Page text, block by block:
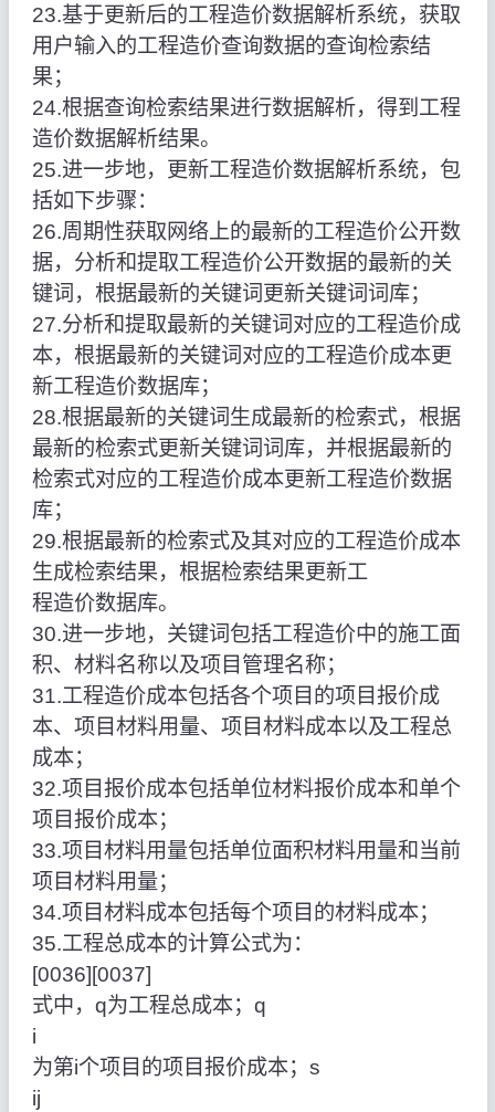
23.基于更新后的工程造价数据解析系统，获取
用户输入的工程造价查询数据的查询检索结
果；
24.根据查询检索结果进行数据解析，得到工程
造价数据解析结果。
25.进一步地，更新工程造价数据解析系统，包
括如下步骤：
26.周期性获取网络上的最新的工程造价公开数
据，分析和提取工程造价公开数据的最新的关
键词，根据最新的关键词更新关键词词库；
27.分析和提取最新的关键词对应的工程造价成
本，根据最新的关键词对应的工程造价成本更
新工程造价数据库；
28.根据最新的关键词生成最新的检索式，根据
最新的检索式更新关键词词库，并根据最新的
检索式对应的工程造价成本更新工程造价数据
库；
29.根据最新的检索式及其对应的工程造价成本
生成检索结果，根据检索结果更新工
程造价数据库。
30.进一步地，关键词包括工程造价中的施工面
积、材料名称以及项目管理名称；
31.工程造价成本包括各个项目的项目报价成
本、项目材料用量、项目材料成本以及工程总
成本；
32.项目报价成本包括单位材料报价成本和单个
项目报价成本；
33.项目材料用量包括单位面积材料用量和当前
项目材料用量；
34.项目材料成本包括每个项目的材料成本；
35.工程总成本的计算公式为：
[0036][0037]
式中，q为工程总成本；q
i
为第i个项目的项目报价成本；s
ij